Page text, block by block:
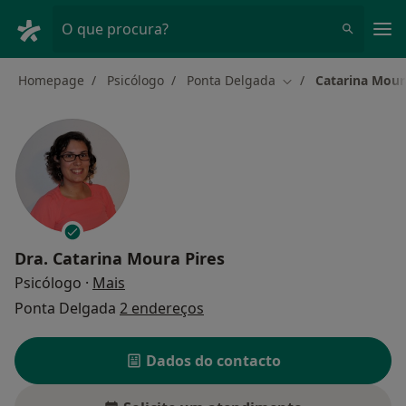
O que procura?
Homepage Psicólogo Ponta Delgada Mudar de cidade
Catarina
Dra. Catarina Moura Pires
Psicólogo · Mais
Ponta Delgada 2 endereços
Dados do contacto